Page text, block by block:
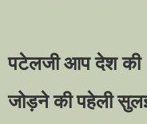
पटेलजी आप देश की
जोड़ने की पहेली